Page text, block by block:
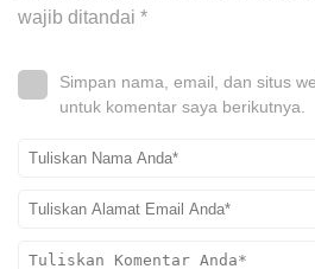
wajib ditandai *
Simpan nama, email, dan situs
untuk komentar saya berikutnya.